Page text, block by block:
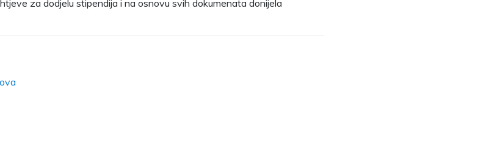
za dodjelu stipendija i na osnovu svih dokumenata donijela